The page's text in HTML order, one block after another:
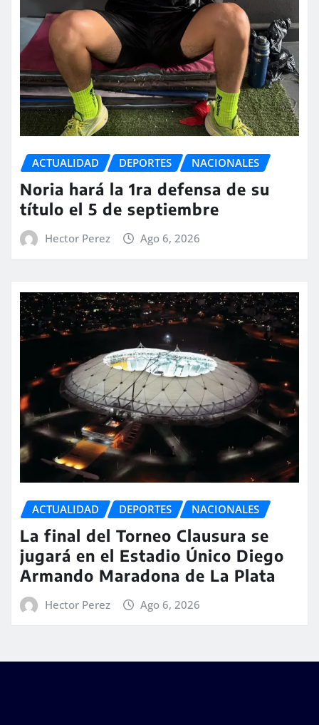
ACTUALIDAD DEPORTES NACIONALES
Noria hará la 1ra defensa de su
título el 5 de septiembre
Hector Perez Ago 6, 2026
ACTUALIDAD DEPORTES NACIONALES
La final del Torneo Clausura se
jugará en el Estadio Único Diego
Armando Maradona de La Plata
Hector Perez Ago 6, 2026